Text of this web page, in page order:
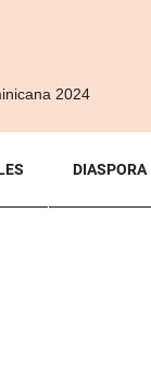
2024
DIASPORA